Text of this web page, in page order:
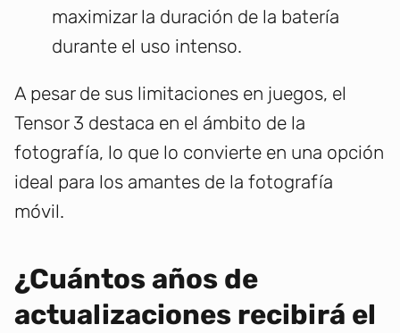
maximizar la duración de la batería
durante el uso intenso.
A pesar de sus limitaciones en juegos, el
Tensor 3 destaca en el ámbito de la
fotografía, lo que lo convierte en una opción
ideal para los amantes de la fotografía
móvil.
¿Cuántos años de
actualizaciones recibirá el